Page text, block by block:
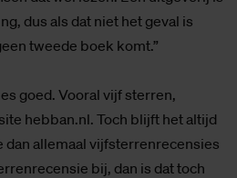
dus als dat niet het geval is
tweede boek komt.”
goed. Vooral vijf sterren,
hebban.nl. Toch blijft het altijd
dan allemaal vijfsterrenrecensies
bij, dan is dat toch